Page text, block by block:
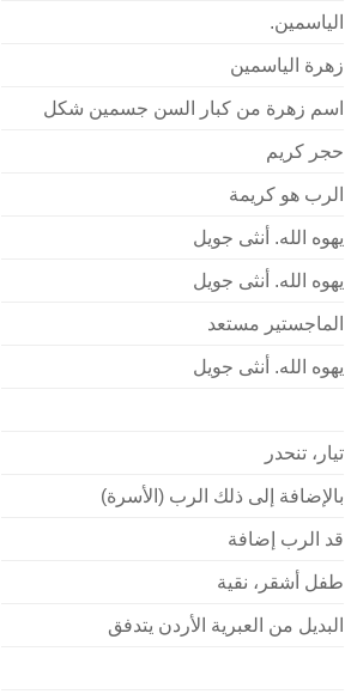
الياسمين.
زهرة الياسمين
اسم زهرة من كبار السن جسمين شكل
حجر كريم
الرب هو كريمة
يهوه الله. أنثى جويل
يهوه الله. أنثى جويل
الماجستير مستعد
يهوه الله. أنثى جويل
تيار، تنحدر
بالإضافة إلى ذلك الرب (الأسرة)
قد الرب إضافة
طفل أشقر، نقية
البديل من العبرية الأردن يتدفق